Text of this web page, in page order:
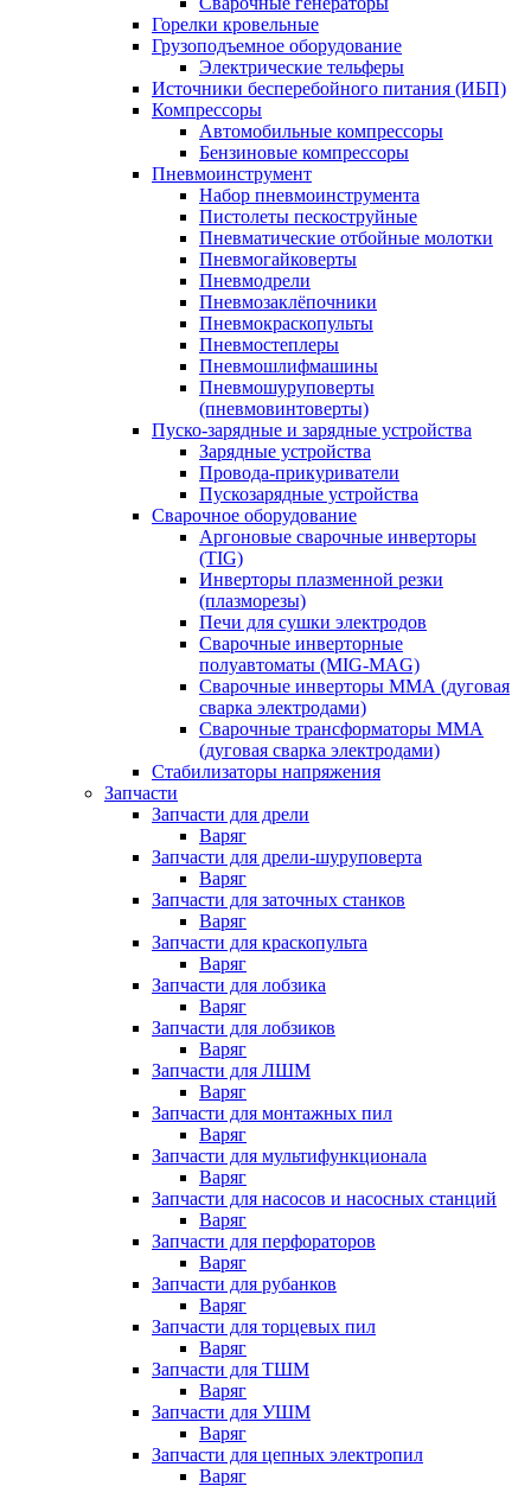
Горелки кровельные
Грузоподъемное оборудование
Электрические тельферы
Источники бесперебойного питания (ИБП)
Компрессоры
Автомобильные компрессоры
Бензиновые компрессоры
Пневмоинструмент
Набор пневмоинструмента
Пистолеты пескоструйные
Пневматические отбойные молотки
Пневмогайковерты
Пневмодрели
Пневмозаклёпочники
Пневмокраскопульты
Пневмостеплеры
Пневмошлифмашины
Пневмошуруповерты
(пневмовинтоверты)
Пуско-зарядные и зарядные устройства
Зарядные устройства
Провода-прикуриватели
Пускозарядные устройства
Сварочное оборудование
Аргоновые сварочные инверторы
(TIG)
Инверторы плазменной резки
(плазморезы)
Печи для сушки электродов
Сварочные инверторные
полуавтоматы (MIG-MAG)
Сварочные инверторы ММА (дуговая
сварка электродами)
Сварочные трансформаторы ММА
(дуговая сварка электродами)
Стабилизаторы напряжения
Запчасти
Запчасти для дрели
Варяг
Запчасти для дрели-шуруповерта
Варяг
Запчасти для заточных станков
Варяг
Запчасти для краскопульта
Варяг
Запчасти для лобзика
Варяг
Запчасти для лобзиков
Варяг
Запчасти для ЛШМ
Варяг
Запчасти для монтажных пил
Варяг
Запчасти для мультифункционала
Варяг
Запчасти для насосов и насосных станций
Варяг
Запчасти для перфораторов
Варяг
Запчасти для рубанков
Варяг
Запчасти для торцевых пил
Варяг
Запчасти для ТШМ
Варяг
Запчасти для УШМ
Варяг
Запчасти для цепных электропил
Варяг